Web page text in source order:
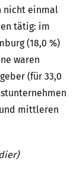
nicht einmal
tätig: im
(18,0 %)
waren
(für 33,0
mittleren